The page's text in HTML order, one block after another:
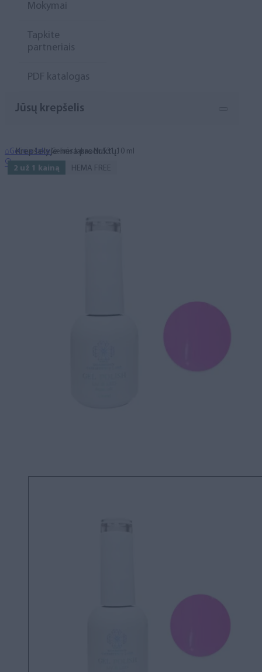
Mokymai
Tapkite
partneriais
PDF katalogas
Jūsų krepšelis
Krepšelyje nėra produktų.
⌂Geliniai lakai Gelinis lakas Nr.531 10 ml
2 už 1 kainą HEMA FREE
🔍